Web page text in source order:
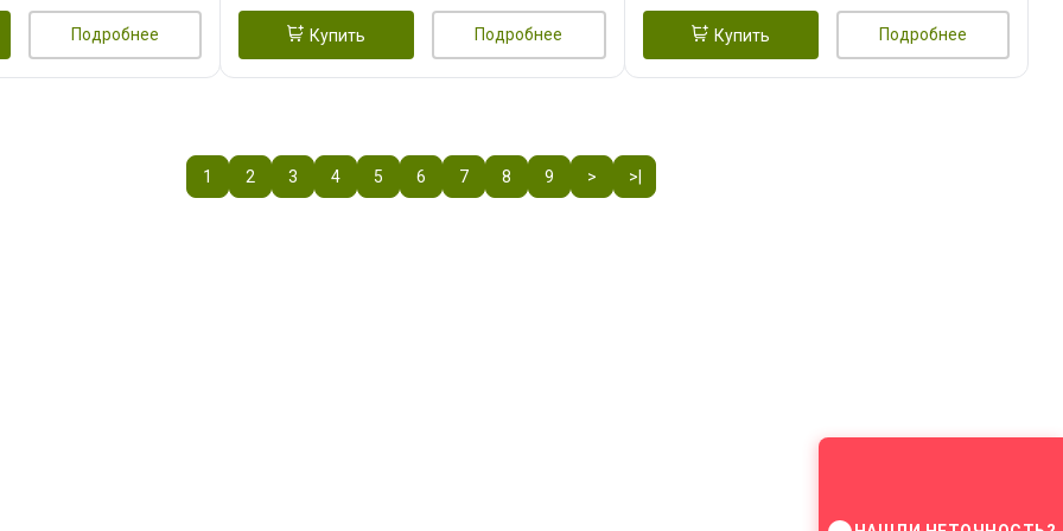
Подробнее Купить Подробнее Купить Подробнее
1 2 3 4 5 6 7 8 9 > >|